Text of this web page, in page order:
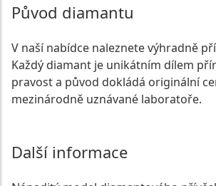
Původ diamantu
V naší nabídce naleznete výhradně
Každý diamant je unikátním dílem
pravost a původ dokládá originální
mezinárodně uznávané laboratoře.
Další informace